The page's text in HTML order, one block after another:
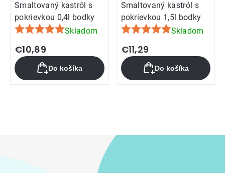
Smaltovaný kastról s
pokrievkou 0,4l bodky
Priemerné
hodnotenie
produktu
je
5,0
Skladom
€10,89
Do košíka
Smaltovaný kastról s
pokrievkou 1,5l bodky
Priemerné
hodnotenie
produktu
je
5,0
Skladom
€11,29
Do košíka
prvky
výpisu